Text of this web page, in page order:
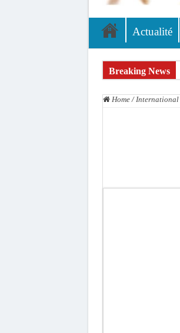
Actualité
Breaking News
Home / International